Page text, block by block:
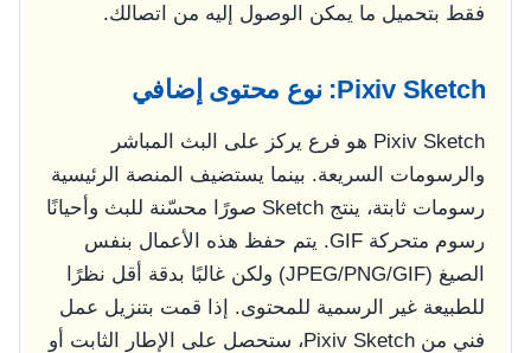
فقط بتحميل ما يمكن الوصول إليه من اتصالك.
Pixiv Sketch: نوع محتوى إضافي
Pixiv Sketch هو فرع يركز على البث المباشر
والرسومات السريعة. بينما يستضيف المنصة الرئيسية
رسومات ثابتة، ينتج Sketch صورًا محسّنة للبث وأحيانًا
رسوم متحركة GIF. يتم حفظ هذه الأعمال بنفس
الصيغ (JPEG/PNG/GIF) ولكن غالبًا بدقة أقل نظرًا
للطبيعة غير الرسمية للمحتوى. إذا قمت بتنزيل عمل
فني من Pixiv Sketch، ستحصل على الإطار الثابت أو